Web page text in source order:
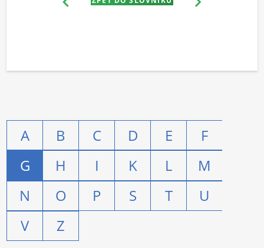
A B C D E
F
G
H I K L
M
N
O P S T
U
V
Z